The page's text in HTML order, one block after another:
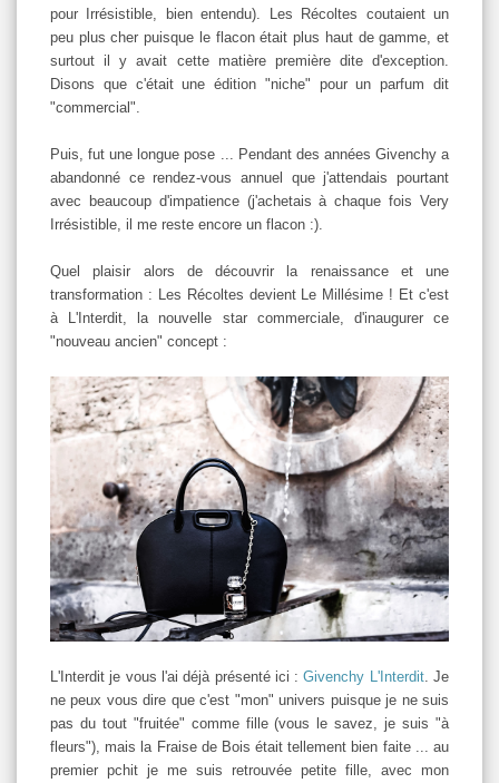
pour Irrésistible, bien entendu). Les Récoltes coutaient un
peu plus cher puisque le flacon était plus haut de gamme, et
surtout il y avait cette matière première dite d'exception.
Disons que c'était une édition "niche" pour un parfum dit
"commercial".
Puis, fut une longue pose ... Pendant des années Givenchy a
abandonné ce rendez-vous annuel que j'attendais pourtant
avec beaucoup d'impatience (j'achetais à chaque fois Very
Irrésistible, il me reste encore un flacon :).
Quel plaisir alors de découvrir la renaissance et une
transformation : Les Récoltes devient Le Millésime ! Et c'est
à L'Interdit, la nouvelle star commerciale, d'inaugurer ce
"nouveau ancien" concept :
L'Interdit je vous l'ai déjà présenté ici :Givenchy L'Interdit. Je
ne peux vous dire que c'est "mon" univers puisque je ne suis
pas du tout "fruitée" comme fille (vous le savez, je suis "à
fleurs"), mais la Fraise de Bois était tellement bien faite ... au
premier pchit je me suis retrouvée petite fille, avec mon